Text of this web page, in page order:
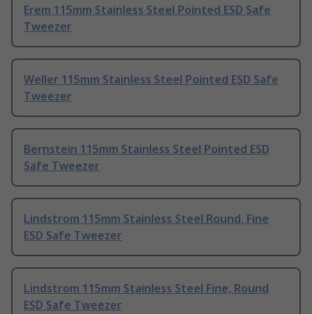
Erem 115mm Stainless Steel Pointed ESD Safe
Tweezer
Weller 115mm Stainless Steel Pointed ESD Safe
Tweezer
Bernstein 115mm Stainless Steel Pointed ESD
Safe Tweezer
Lindstrom 115mm Stainless Steel Round, Fine
ESD Safe Tweezer
Lindstrom 115mm Stainless Steel Fine, Round
ESD Safe Tweezer